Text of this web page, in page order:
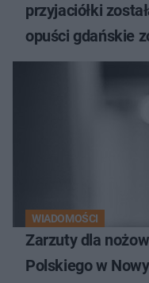
przyjaciółki
opuści gdańskie
WIADOMOŚCI
Zarzuty dla
Polskiego w